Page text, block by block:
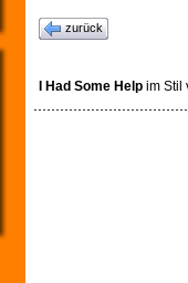
zurück
I Had Some Help im Stil